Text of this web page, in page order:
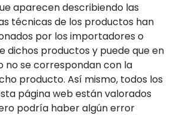
aparecen describiendo las
técnicas de los productos han
por los importadores o
dichos productos y puede que en
no se correspondan con la
producto. Así mismo, todos los
página web están valorados
podría haber algún error